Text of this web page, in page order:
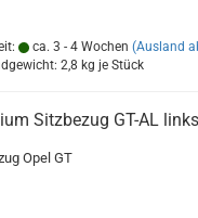
ca. 3 - 4 Wochen (Ausland
2,8 kg je Stück
Sitzbezug GT-AL
Opel GT